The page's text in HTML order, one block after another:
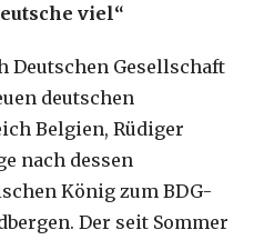
viel“
Deutschen Gesellschaft
deutschen
Belgien, Rüdiger
nach dessen
König zum BDG-
Der seit Sommer